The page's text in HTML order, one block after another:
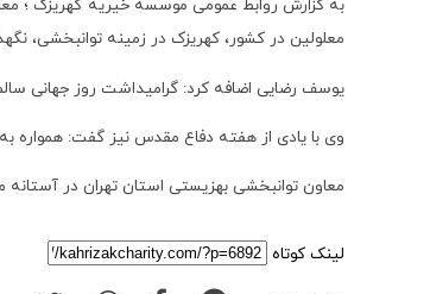
معلولین در کشور، کهریزک در زمینه توانبخشی،
یوسف رضایی اضافه کرد: گرامیداشت روز جهانی
وی با یادی از هفته دفاع مقدس نیز گفت: همواره
معاون توانبخشی بهزیستی استان تهران در آستانه
لینک کوتاه